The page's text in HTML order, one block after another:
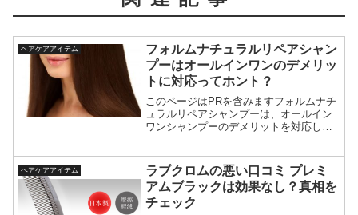
ヘアケアアイテム
フォルムナチュラルリペアシャン
プーはオールインワンのデメリッ
トに対応ってホント？
このページはPRを含みますフォルムナチ
ュラルリペアシャンプーは、オールイン
ワンシャンプーのデメリットを対応して
シャンプーのデメリットは 髪がきしむ 汚
れが落ちない 頭皮...
ヘアケアアイテム
ラブクロムの悪い口コミ プレミ
アムブラックは効果なし？真相を
チェック